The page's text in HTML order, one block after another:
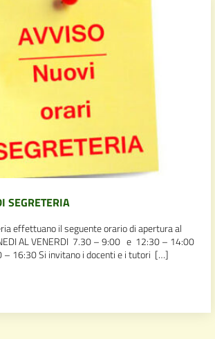
SEGRETERIA
effettuano il seguente orario di apertura al
AL VENERDI 7.30 – 9:00 e 12:30 – 14:00
– 16:30 Si invitano i docenti e i tutori […]